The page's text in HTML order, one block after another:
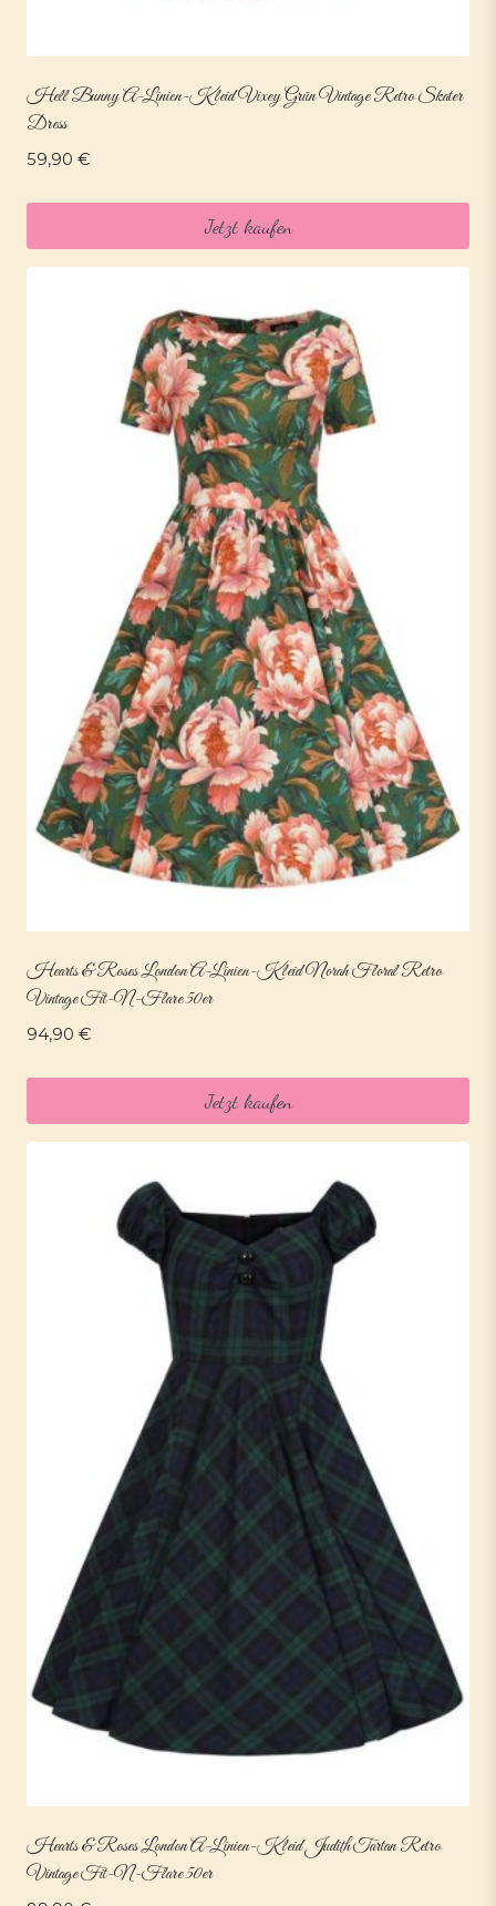
Hell Bunny A-Linien-Kleid Vixey Grün Vintage Retro Skater
Dress
59,90 €
Jetzt kaufen
Hearts & Roses London A-Linien-Kleid Norah Floral Retro
Vintage Fit-N-Flare 50er
94,90 €
Jetzt kaufen
Hearts & Roses London A-Linien-Kleid Judith Tartan Retro
Vintage Fit-N-Flare 50er